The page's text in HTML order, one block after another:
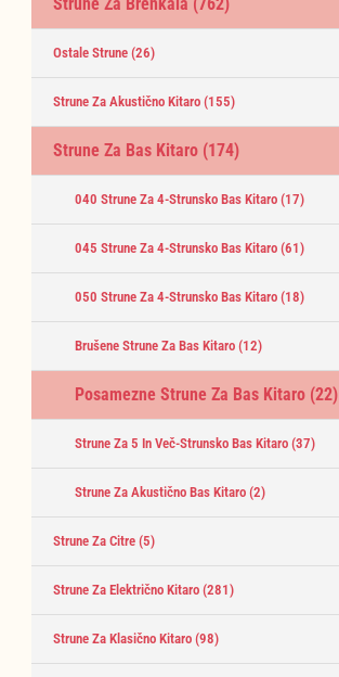
Ostale Strune (26)
Strune Za Akustično Kitaro (155)
Strune Za Bas Kitaro (174)
040 Strune Za 4-Strunsko Bas Kitaro (17)
045 Strune Za 4-Strunsko Bas Kitaro (61)
050 Strune Za 4-Strunsko Bas Kitaro (18)
Brušene Strune Za Bas Kitaro (12)
Posamezne Strune Za Bas Kitaro (22)
Strune Za 5 In Več-Strunsko Bas Kitaro (37)
Strune Za Akustično Bas Kitaro (2)
Strune Za Citre (5)
Strune Za Električno Kitaro (281)
Strune Za Klasično Kitaro (98)